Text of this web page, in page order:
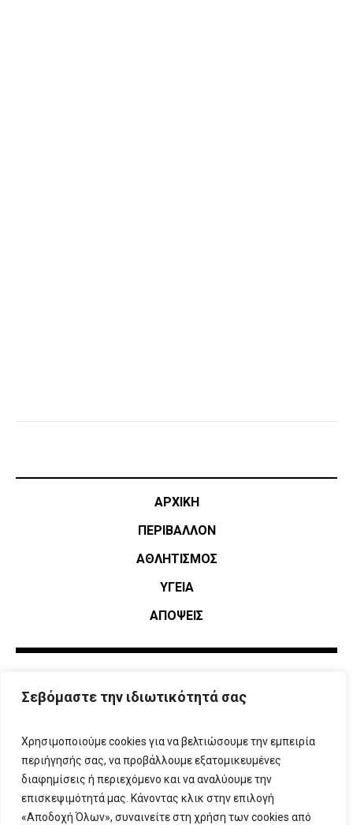
Σεβόμαστε την ιδιωτικότητά σας
Χρησιμοποιούμε cookies για να βελτιώσουμε την εμπειρία
περιήγησής σας, να προβάλλουμε εξατομικευμένες
διαφημίσεις ή περιεχόμενο και να αναλύουμε την
επισκεψιμότητά μας. Κάνοντας κλικ στην επιλογή
«Αποδοχή Όλων», συναινείτε στη χρήση των cookies από
ΑΡΧΙΚΗ
ΠΕΡΙΒΑΛΛΟΝ
ΑΘΛΗΤΙΣΜΌΣ
ΥΓΕΙΑ
ΑΠΟΨΕΙΣ
T: 210 666 3993 E: info@attikovima.gr
ΠΛΗΡΟΦΟΡΙΕΣ